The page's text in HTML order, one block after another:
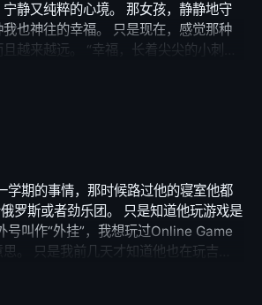
静又纯粹的心境。 那女孩，静静地守
也神往的幸福。 只是现在，感觉那种
越来越远。 “幸福，长着尖尖的小刺。
的目的地在什么地方。他碰到一些迷茫
人掌苦恼的女孩、变出星星的魔术师、
戴礼帽的小人，又开始了他新的旅程。
漫，却又温暖人心的系列故事。 寂
国内新晋漫画插画家，风格别致优美。
（《MYWAY》）自2004年6月在《新
期的事情，那时候路过他的寝室他都
罗斯或者劲乐团。 只是知道他玩游戏是
号叫作“外挂”，我想玩过Online Game
。 只是我前几天才知道他也在玩吉